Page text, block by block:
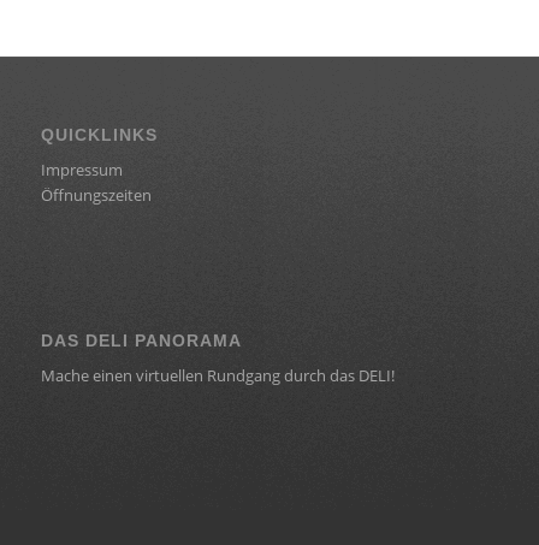
QUICKLINKS
Impressum
Öffnungszeiten
DAS DELI PANORAMA
Mache einen virtuellen Rundgang durch das DELI!